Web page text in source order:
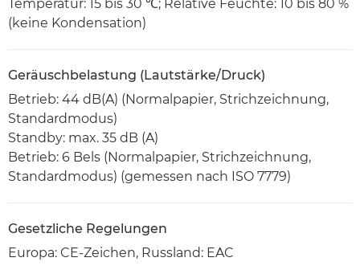
Temperatur: 15 bis 30 ℃; Relative Feuchte: 10 bis 80 %
(keine Kondensation)
Geräuschbelastung (Lautstärke/Druck)
Betrieb: 44 dB(A) (Normalpapier, Strichzeichnung,
Standardmodus)
Standby: max. 35 dB (A)
Betrieb: 6 Bels (Normalpapier, Strichzeichnung,
Standardmodus) (gemessen nach ISO 7779)
Gesetzliche Regelungen
Europa: CE-Zeichen, Russland: EAC